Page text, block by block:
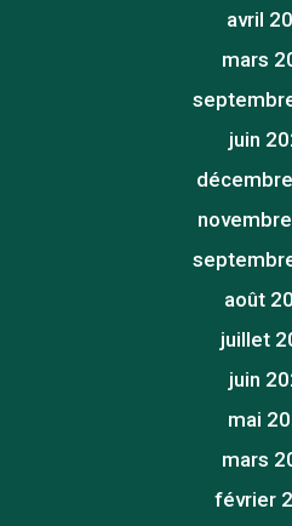
avril
mars
juin
août
juillet
juin
mai
mars
février